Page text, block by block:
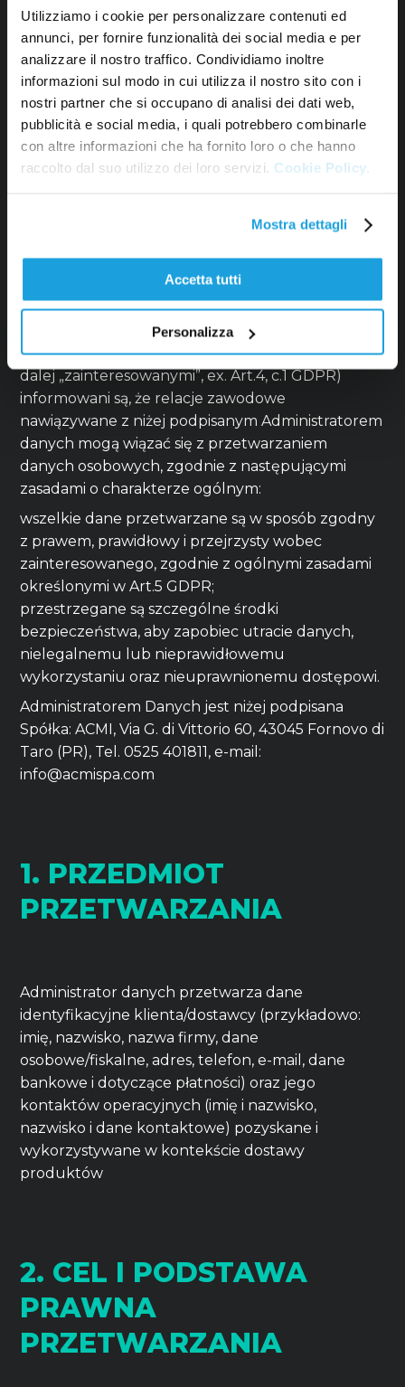
Utilizziamo i cookie per personalizzare contenuti ed
annunci, per fornire funzionalità dei social media e per
analizzare il nostro traffico. Condividiamo inoltre
informazioni sul modo in cui utilizza il nostro sito con i
nostri partner che si occupano di analisi dei dati web,
pubblicità e social media, i quali potrebbero combinarle
con altre informazioni che ha fornito loro o che hanno
raccolto dal suo utilizzo dei loro servizi. Cookie Policy.
Mostra dettagli
Accetta tutti
Personalizza
oraz skorzystania z przysługujących praw,
podmioty zainteresowane mogą skontaktować się
z Administratorem Danych, pisząc na adres:
info@acmispa.com
Data aktualizacji: 01.07.2024.
PRZETWARZANIU DANYCH
OSOBOWYCH DLA
KLIENTÓW I DOSTAWCÓW
klienci/dostawcy i ich osoby kontaktowe (zwani
dalej „zainteresowanymi”, ex. Art.4, c.1 GDPR)
informowani są, że relacje zawodowe
nawiązywane z niżej podpisanym Administratorem
danych mogą wiązać się z przetwarzaniem
danych osobowych, zgodnie z następującymi
zasadami o charakterze ogólnym:
wszelkie dane przetwarzane są w sposób zgodny
z prawem, prawidłowy i przejrzysty wobec
zainteresowanego, zgodnie z ogólnymi zasadami
określonymi w Art.5 GDPR;
przestrzegane są szczególne środki
bezpieczeństwa, aby zapobiec utracie danych,
nielegalnemu lub nieprawidłowemu
wykorzystaniu oraz nieuprawnionemu dostępowi.
Administratorem Danych jest niżej podpisana
Spółka: ACMI, Via G. di Vittorio 60, 43045 Fornovo di
Taro (PR), Tel. 0525 401811, e-mail:
info@acmispa.com
1. PRZEDMIOT
PRZETWARZANIA
Administrator danych przetwarza dane
identyfikacyjne klienta/dostawcy (przykładowo:
imię, nazwisko, nazwa firmy, dane
osobowe/fiskalne, adres, telefon, e-mail, dane
bankowe i dotyczące płatności) oraz jego
kontaktów operacyjnych (imię i nazwisko,
nazwisko i dane kontaktowe) pozyskane i
wykorzystywane w kontekście dostawy
produktów
2. CEL I PODSTAWA
PRAWNA
PRZETWARZANIA